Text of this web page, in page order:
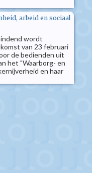
arbeid en sociaal
wordt
van 23 februari
de bedienden uit
het "Waarborg- en
en haar